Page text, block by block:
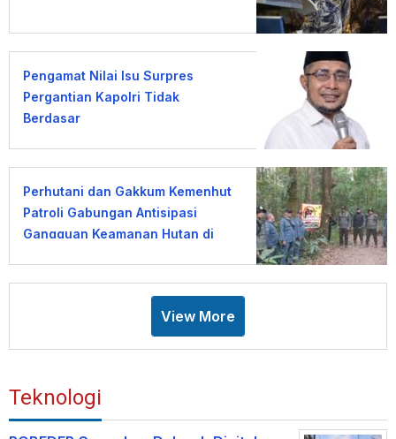
Pengamat Nilai Isu Surpres
Pergantian Kapolri Tidak
Berdasar
Perhutani dan Gakkum Kemenhut
Patroli Gabungan Antisipasi
Gangguan Keamanan Hutan di
View More
Teknologi